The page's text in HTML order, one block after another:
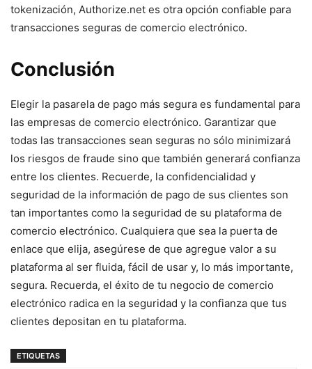
tokenización, Authorize.net es⁣ otra opción confiable para
transacciones seguras de comercio electrónico.
Conclusión
Elegir⁤ la pasarela ⁤de ‍pago más segura es fundamental para
las empresas de comercio electrónico. Garantizar que
todas las transacciones sean ⁣seguras no sólo minimizará
los riesgos de fraude sino⁤ que también generará confianza
entre los clientes. Recuerde, la confidencialidad ‌y⁣
seguridad de la información de pago de sus ​clientes son
tan importantes como la​ seguridad de su plataforma de
comercio electrónico. Cualquiera que ⁤sea la puerta de
enlace que elija, asegúrese de que agregue valor a su
plataforma al ser⁣ fluida, fácil de usar y, lo más importante,‌
segura. Recuerda, el éxito de tu negocio de ⁢comercio
electrónico radica ⁣en la seguridad y la confianza que tus
clientes⁤ depositan en tu plataforma.
ETIQUETAS